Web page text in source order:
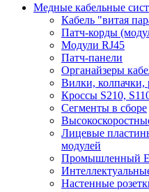
Медные кабельные
Кабель "витая
Патч-корды
Модули RJ45
Патч-панели
Органайзеры
Вилки, колпачки,
Кроссы S210,
Сегменты в сборе
Лицевые
модулей
Промышленный
Настенные